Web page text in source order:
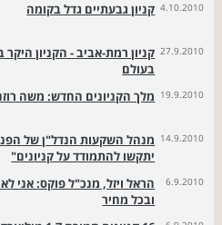
4.10.2010 קניון גבעתיים גדל בקומה
27.9.2010
בעולם
19.9.2010 מלך הקניונים החדש: משה
14.9.2010 מנהל השקעות הנדל"ן של
יתקשו להתמודד על קניונים"
6.9.2010
הראל ויזל, מנכ"ל פוקס: אני
ובכל מחיר